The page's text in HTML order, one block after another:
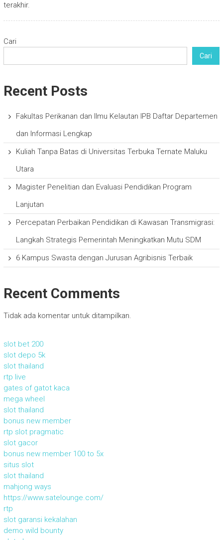
terakhir.
Cari
Cari
Recent Posts
Fakultas Perikanan dan Ilmu Kelautan IPB Daftar Departemen
dan Informasi Lengkap
Kuliah Tanpa Batas di Universitas Terbuka Ternate Maluku
Utara
Magister Penelitian dan Evaluasi Pendidikan Program
Lanjutan
Percepatan Perbaikan Pendidikan di Kawasan Transmigrasi:
Langkah Strategis Pemerintah Meningkatkan Mutu SDM
6 Kampus Swasta dengan Jurusan Agribisnis Terbaik
Recent Comments
Tidak ada komentar untuk ditampilkan.
slot bet 200
slot depo 5k
slot thailand
rtp live
gates of gatot kaca
mega wheel
slot thailand
bonus new member
rtp slot pragmatic
slot gacor
bonus new member 100 to 5x
situs slot
slot thailand
mahjong ways
https://www.satelounge.com/
rtp
slot garansi kekalahan
demo wild bounty